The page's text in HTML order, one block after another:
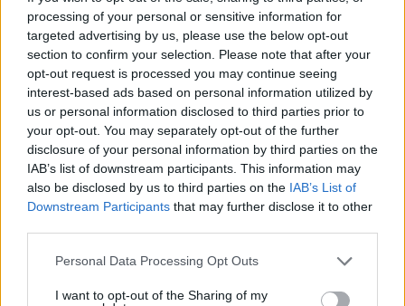
processing of your personal or sensitive information for
targeted advertising by us, please use the below opt-out
section to confirm your selection. Please note that after your
opt-out request is processed you may continue seeing
interest-based ads based on personal information utilized by
us or personal information disclosed to third parties prior to
your opt-out. You may separately opt-out of the further
disclosure of your personal information by third parties on the
IAB’s list of downstream participants. This information may
also be disclosed by us to third parties on the IAB’s List of
Downstream Participants that may further disclose it to other
Please note that this website/app uses one or more Google
not limited to your visit or usage behaviour. You may click to
Personal Data Processing Opt Outs
I want to opt-out of the Sharing of my
ΡΟΗ ΕΙΔΗΣΕΩΝ
Ειδήσεις Δημοφιλή Σχολιασμένα
Στο νοσοκομείο 30χρονη μετά από πτώση από τη
γέφυρα της Χαλκίδας
πριν 7 λεπτά
Λίσι μετά την ήττα του ΠΑΟΚ: «Με περισσότερη
σοβαρότητα θα παίρναμε κάτι καλύτερο»
Βλάβη, ατύχημα ή πρόβλημα στο ταξίδι; Η κάλυψη που